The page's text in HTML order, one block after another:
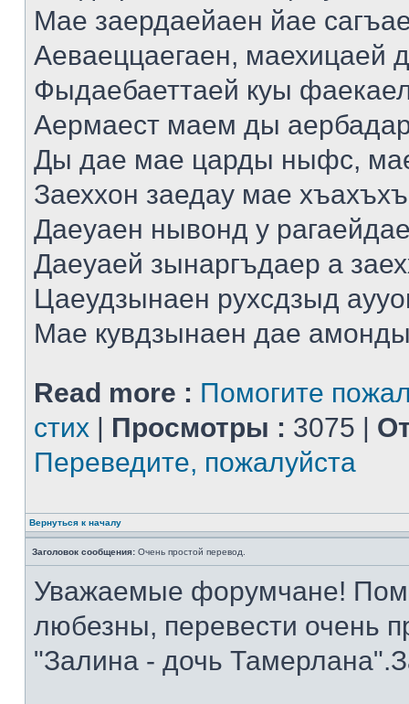
Мае заердаейаен йае
Аеваеццаегаен, маехицаей
Фыдаебаеттаей куы
Аермаест маем ды
Ды дае мае царды ныфс,
Заеххон заедау мае
Даеуаен нывонд у
Даеуаей зынаргъдаер а
Цаеудзынаен рухсдзыд
Мае кувдзынаен дае
Read more : Помогите
стих | Просмотры : 3075 |
Переведите, пожалуйста
Вернуться к началу
Заголовок сообщения: Очень простой перевод.
Уважаемые форумчане!
любезны, перевести очень
"Залина - дочь